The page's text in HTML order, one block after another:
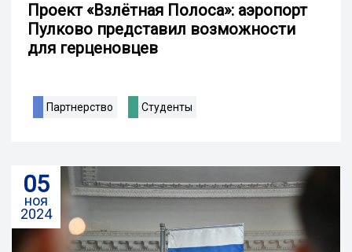
Проект «Взлётная Полоса»: аэропорт
Пулково представил возможности
для герценовцев
Партнерство Студенты
05
ноя
2024